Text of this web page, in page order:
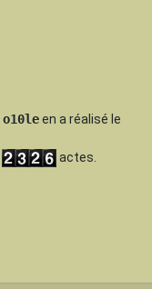
o10leen a réalisé le
actes.